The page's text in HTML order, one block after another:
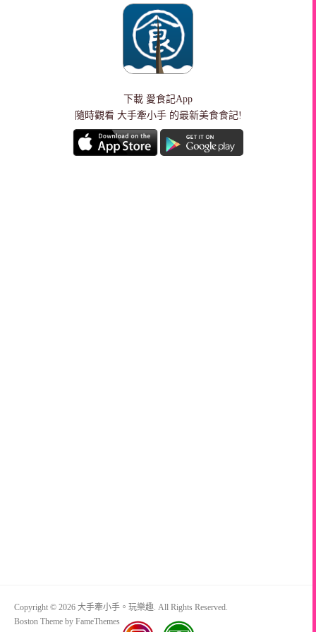
下載 愛食記App
隨時觀看 大手牽小手 的最新美食食記!
Copyright © 2026 大手牽小手。玩樂趣. All Rights Reserved.
Boston Theme by FameThemes